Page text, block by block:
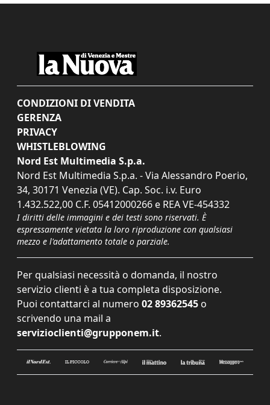
CONDIZIONI DI VENDITA
GERENZA
PRIVACY
WHISTLEBLOWING
Nord Est Multimedia S.p.a.
Nord Est Multimedia S.p.a. - Via Alessandro Poerio,
34, 30171 Venezia (VE). Cap. Soc. i.v. Euro
1.432.522,00 C.F. 05412000266 e REA VE-454332
I diritti delle immagini e dei testi sono riservati. È
espressamente vietata la loro riproduzione con qualsiasi
mezzo e l'adattamento totale o parziale.
Per qualsiasi necessità o domanda, il nostro
servizio clienti è a tua completa disposizione.
Puoi contattarci al numero 02 89362545 o
scrivendo una mail a
servizioclienti@grupponem.it.